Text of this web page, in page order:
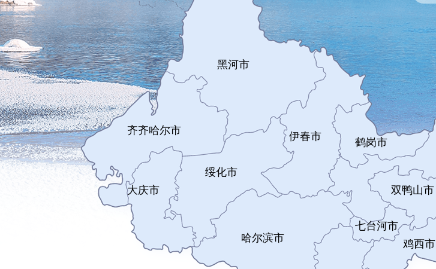
黑河市
齐齐哈尔市
大庆市
绥化市
哈尔滨市
伊春市 鹤岗市
双鸭山市
七台河市
鸡西市